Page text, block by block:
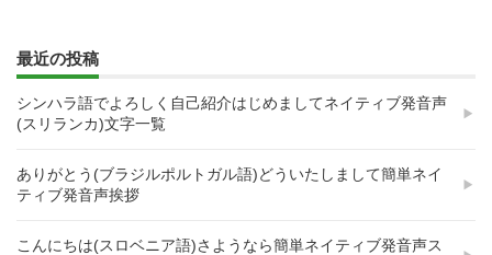
最近の投稿
シンハラ語でよろしく自己紹介はじめましてネイティブ発音声
(スリランカ)文字一覧
ありがとう(ブラジルポルトガル語)どういたしまして簡単ネイ
ティブ発音声挨拶
こんにちは(スロベニア語)さようなら簡単ネイティブ発音声ス